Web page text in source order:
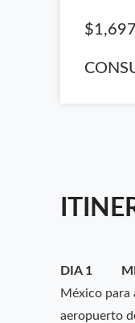
DIA 1
México para
aeropuerto